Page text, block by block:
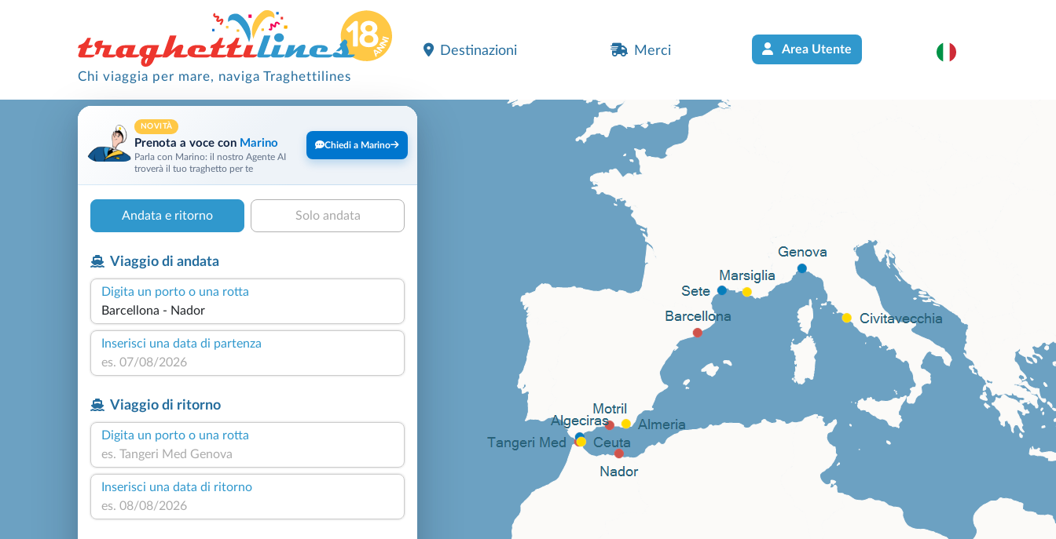
Chi viaggia per mare, naviga Traghettilines
Destinazioni Merci Area Utente
NOVITÀ
Prenota a voce con Marino
Parla con Marino: il nostro Agente AI
troverà il tuo traghetto per te
Chiedi a Marino
Andata e ritorno Solo andata
Viaggio di andata
Digita un porto o una rotta
Inserisci una data di partenza
Viaggio di ritorno
Digita un porto o una rotta
Inserisci una data di ritorno